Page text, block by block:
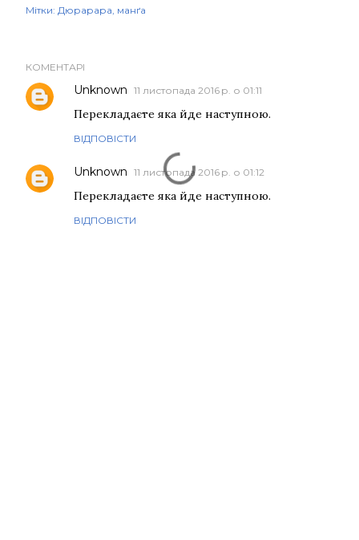
Мітки: Дюрарара манґа
КОМЕНТАРІ
Unknown 11 листопада 2016 р. о 01:11
Перекладаєте яка йде наступною.
ВІДПОВІСТИ
Unknown 11 листопада 2016 р. о 01:12
Перекладаєте яка йде наступною.
ВІДПОВІСТИ